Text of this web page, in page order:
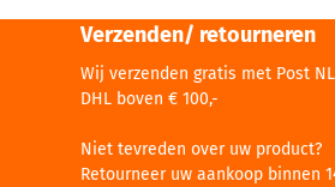
Verzenden/ retourneren
Wij verzenden gratis met Post
DHL boven € 100,-
Niet tevreden over uw product?
Retourneer uw aankoop binnen